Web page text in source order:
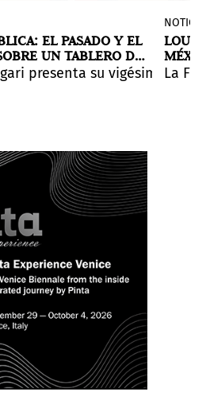
realizó alrededor del
fundamentales de las
su producción
y amistad)— evoca una
EL PASADO Y EL
UN TABLERO DE
presenta su vigésimaLa